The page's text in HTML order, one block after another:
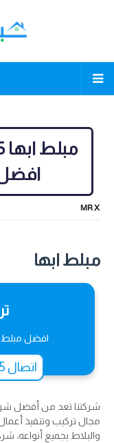
MR X
مبلط ابها
افضل مبلط
اتصال 0530879975
شركتنا تعد من أفضل
مجال تركيب وتنفيذ
والبلاط بجميع أنواعه،